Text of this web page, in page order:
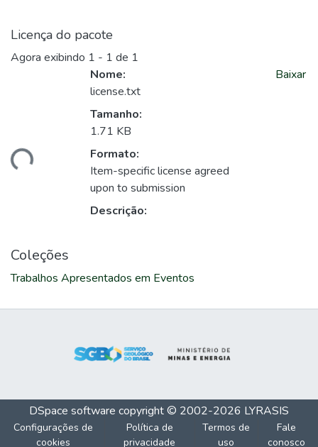
Licença do pacote
Agora exibindo 1 - 1 de 1
Nome:
license.txt
Tamanho:
1.71 KB
Formato:
Item-specific license agreed
upon to submission
Descrição:
Baixar
Coleções
Trabalhos Apresentados em Eventos
DSpace software copyright © 2002-2026 LYRASIS
Configurações de
cookies
Política de
privacidade
Termos de
uso
Fale
conosco